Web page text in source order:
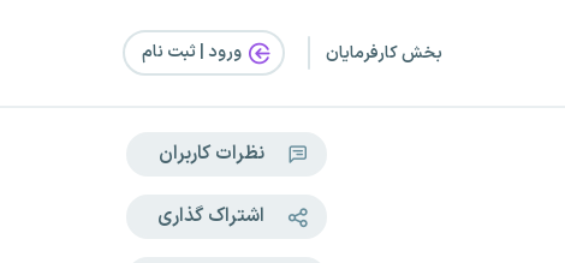
بخش کارفرمایان ورود | ثبت‌ نام
نظرات کاربران
اشتراک گذاری